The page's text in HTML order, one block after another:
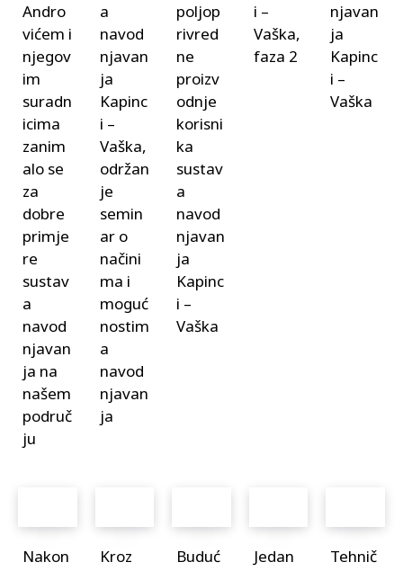
Andro
vićem i
njegov
im
suradn
icima
zanim
alo se
za
dobre
primje
re
sustav
a
navod
njavan
ja na
našem
područ
ju
a
navod
njavan
ja
Kapinc
i –
Vaška,
održan
je
semin
ar o
načini
ma i
moguć
nostim
a
navod
njavan
ja
poljop
rivred
ne
proizv
odnje
korisni
ka
sustav
a
navod
njavan
ja
Kapinc
i –
Vaška
i –
Vaška,
faza 2
njavan
ja
Kapinc
i –
Vaška
Nakon
Kroz
Buduć
Jedan
Tehnič